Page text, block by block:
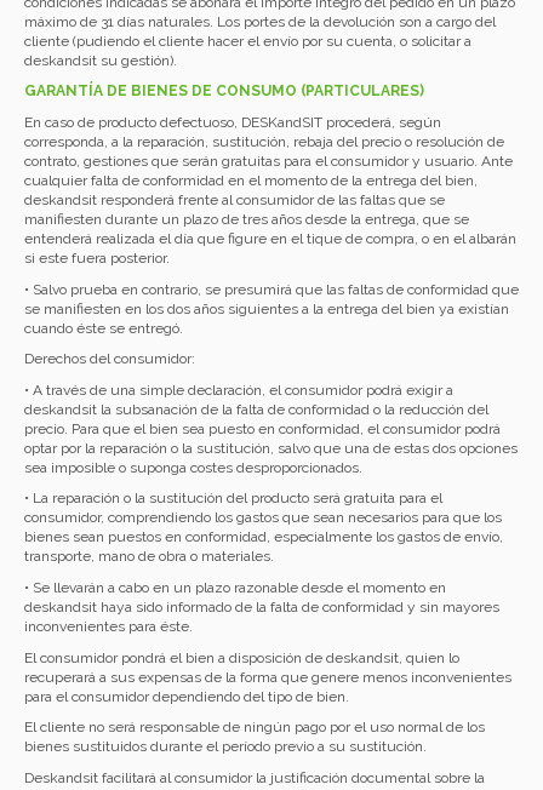
máximo de 31 días naturales. Los portes de la devolución son a cargo del
cliente (pudiendo el cliente hacer el envío por su cuenta, o solicitar a
deskandsit su gestión).
GARANTÍA DE BIENES DE CONSUMO (PARTICULARES)
En caso de producto defectuoso, DESKandSIT procederá, según
corresponda, a la reparación, sustitución, rebaja del precio o resolución de
contrato, gestiones que serán gratuitas para el consumidor y usuario. Ante
cualquier falta de conformidad en el momento de la entrega del bien,
deskandsit responderá frente al consumidor de las faltas que se
manifiesten durante un plazo de tres años desde la entrega, que se
entenderá realizada el día que figure en el tique de compra, o en el albarán
si este fuera posterior.
• Salvo prueba en contrario, se presumirá que las faltas de conformidad que
se manifiesten en los dos años siguientes a la entrega del bien ya existían
cuando éste se entregó.
Derechos del consumidor:
• A través de una simple declaración, el consumidor podrá exigir a
deskandsit la subsanación de la falta de conformidad o la reducción del
precio. Para que el bien sea puesto en conformidad, el consumidor podrá
optar por la reparación o la sustitución, salvo que una de estas dos opciones
sea imposible o suponga costes desproporcionados.
• La reparación o la sustitución del producto será gratuita para el
consumidor, comprendiendo los gastos que sean necesarios para que los
bienes sean puestos en conformidad, especialmente los gastos de envío,
transporte, mano de obra o materiales.
• Se llevarán a cabo en un plazo razonable desde el momento en
deskandsit haya sido informado de la falta de conformidad y sin mayores
inconvenientes para éste.
El consumidor pondrá el bien a disposición de deskandsit, quien lo
recuperará a sus expensas de la forma que genere menos inconvenientes
para el consumidor dependiendo del tipo de bien.
El cliente no será responsable de ningún pago por el uso normal de los
bienes sustituidos durante el período previo a su sustitución.
Deskandsit facilitará al consumidor la justificación documental sobre la